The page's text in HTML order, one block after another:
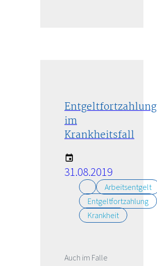
Entgeltfortzahlung
im
Krankheitsfall
31.08.2019
Arbeitsentgelt
Entgeltfortzahlung
Krankheit
Auch im Falle